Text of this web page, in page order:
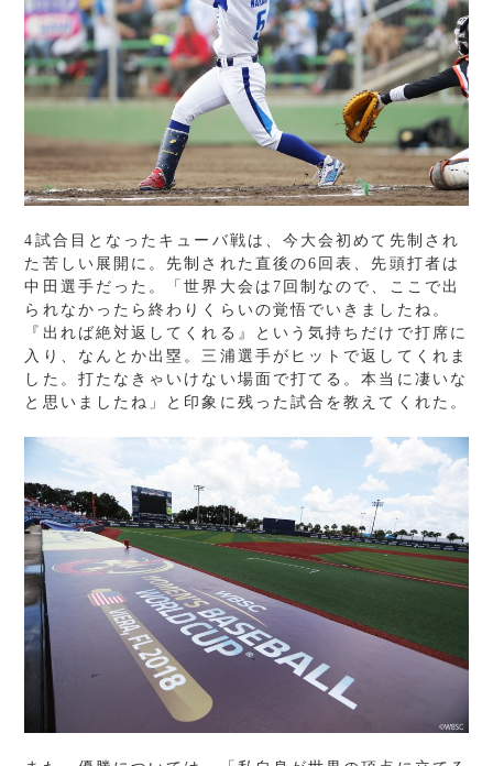
4試合目となったキューバ戦は、今大会初めて先制され
た苦しい展開に。先制された直後の6回表、先頭打者は
中田選手だった。「世界大会は7回制なので、ここで出
られなかったら終わりくらいの覚悟でいきましたね。
『出れば絶対返してくれる』という気持ちだけで打席に
入り、なんとか出塁。三浦選手がヒットで返してくれま
した。打たなきゃいけない場面で打てる。本当に凄いな
と思いましたね」と印象に残った試合を教えてくれた。